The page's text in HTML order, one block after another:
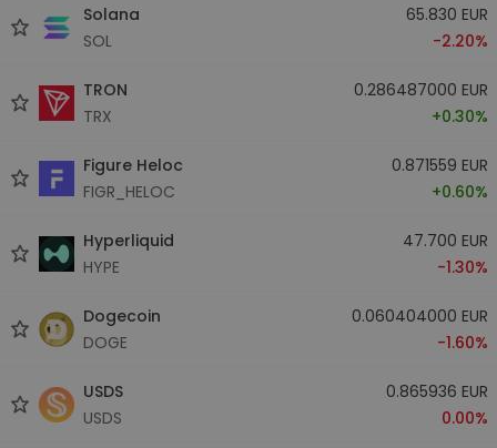
Solana
SOL
65.830 EUR
-2.20%
TRON
TRX
0.286487000 EUR
+0.30%
Figure Heloc
FIGR_HELOC
0.871559 EUR
+0.60%
Hyperliquid
HYPE
47.700 EUR
-1.30%
Dogecoin
DOGE
0.060404000 EUR
-1.60%
USDS
USDS
0.865936 EUR
0.00%